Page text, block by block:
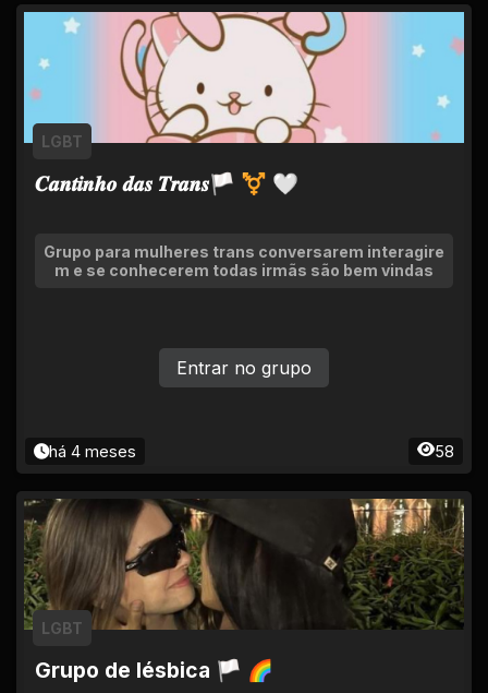
𝑪𝒂𝒏𝒕𝒊𝒏𝒉𝒐 𝒅𝒂𝒔 𝑻𝒓𝒂𝒏𝒔🏳 ⚧ 🤍
LGBT
Grupo para mulheres trans conversarem interagire
m e se conhecerem todas irmãs são bem vindas
há 4 meses 58
Entrar no grupo
Grupo de lésbica 🏳 🌈
LGBT